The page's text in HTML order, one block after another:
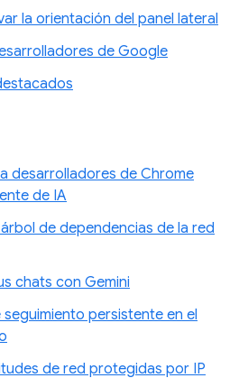
la orientación del panel lateral
de Google
desarrolladores de Chrome
de IA
de dependencias de la red
chats con Gemini
persistente en el
de red protegidas por IP